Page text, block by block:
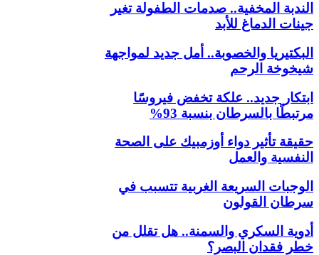
الندبة المخفية.. صدمات الطفولة تغير
جينات الدماغ للأبد
البكتيريا والخصوبة.. أمل جديد لمواجهة
شيخوخة الرحم
ابتكار جديد.. علكة تخفض فيروسًا
مرتبطًا بالسرطان بنسبة 93%
حقيقة تأثير دواء أوزمبيك على الصحة
النفسية والعمل
الوجبات السريعة الغربية تتسبب في
سرطان القولون
أدوية السكري والسمنة.. هل تقلل من
خطر فقدان البصر؟